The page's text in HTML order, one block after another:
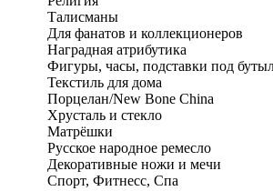
Талисманы
Для фанатов и коллекционеров
Наградная атрибутика
Фигуры, часы, подставки под
Текстиль для дома
Порцелан/New Bone China
Хрусталь и стекло
Матрёшки
Русское народное ремесло
Декоративные ножи и мечи
Спорт, Фитнесс, Спа